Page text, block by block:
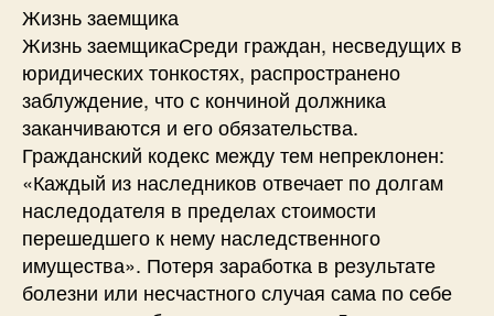
Жизнь заемщика
Жизнь заемщикаСреди граждан, несведущих в
юридических тонкостях, распространено
заблуждение, что с кончиной должника
заканчиваются и его обязательства.
Гражданский кодекс между тем непреклонен:
«Каждый из наследников отвечает по долгам
наследодателя в пределах стоимости
перешедшего к нему наследственного
имущества». Потеря заработка в результате
болезни или несчастного случая сама по себе